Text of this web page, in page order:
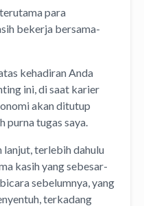
para
bekerja bersama-
kehadiran Anda
ini, di saat karier
akan ditutup
purna tugas saya.
lanjut, terlebih dahulu
kasih yang sebesar-
sebelumnya, yang
terkadang